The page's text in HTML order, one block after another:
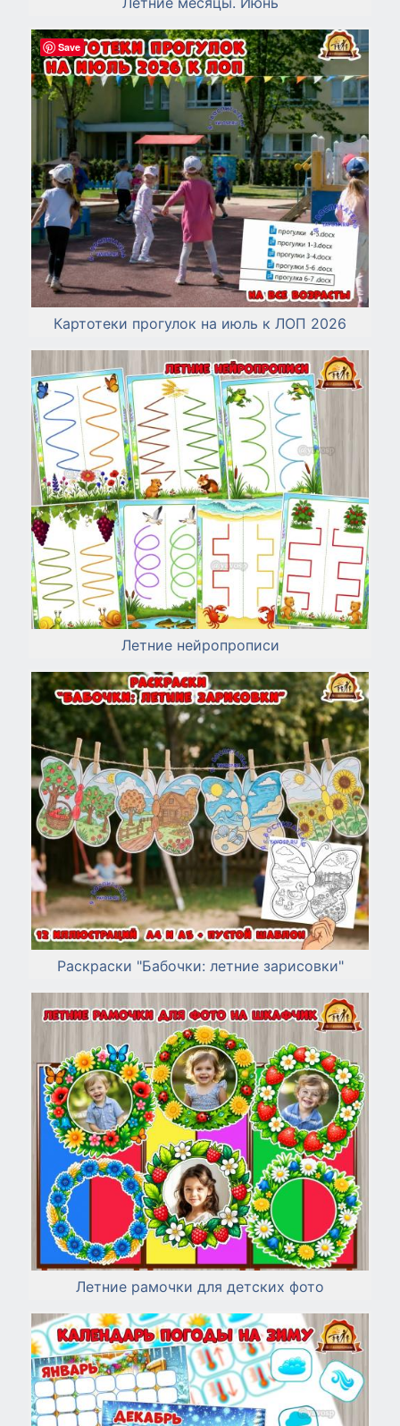
Картотеки прогулок на июль к ЛОП 2026
Летние нейропрописи
Раскраски "Бабочки: летние зарисовки"
Летние рамочки для детских фото
Save